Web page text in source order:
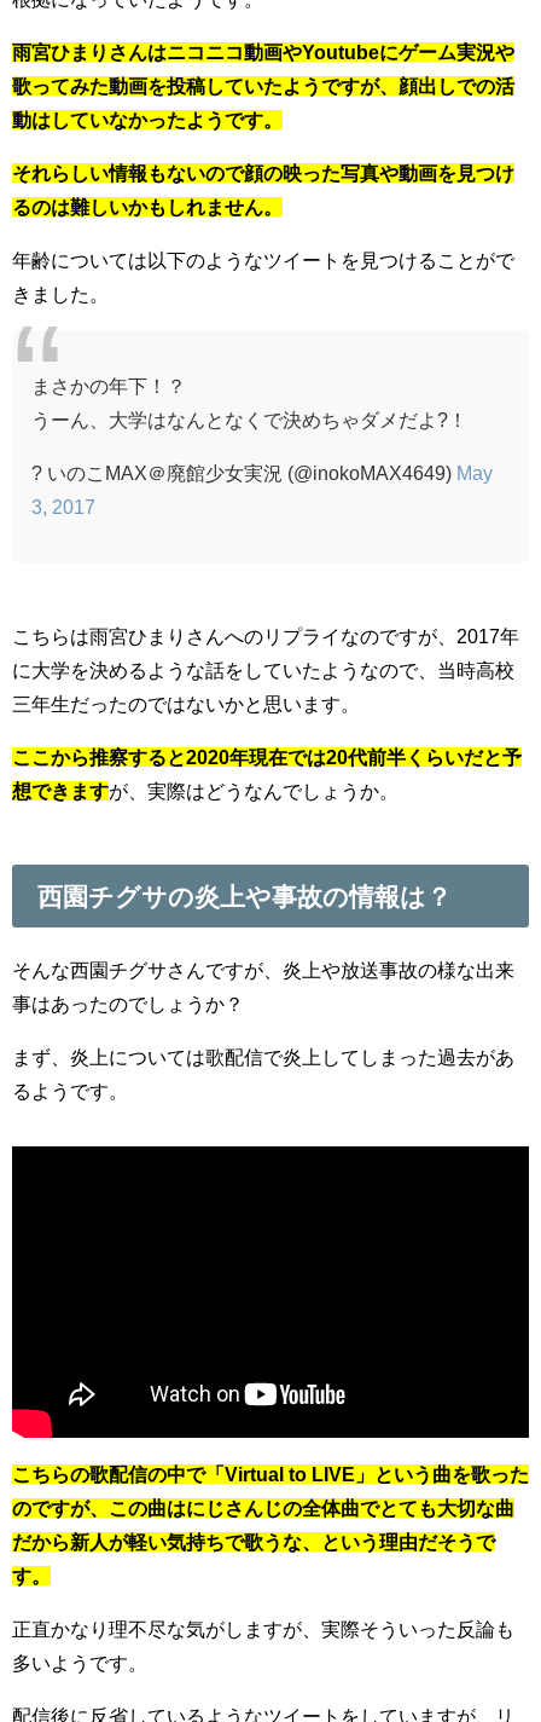
雨宮ひまりさんはニコニコ動画やYoutubeにゲーム実況や
歌ってみた動画を投稿していたようですが、顔出しでの活
動はしていなかったようです。
それらしい情報もないので顔の映った写真や動画を見つけ
るのは難しいかもしれません。
年齢については以下のようなツイートを見つけることがで
きました。
まさかの年下！？
うーん、大学はなんとなくで決めちゃダメだよ?！
? いのこMAX＠廃館少女実況 (@inokoMAX4649) May
3, 2017
こちらは雨宮ひまりさんへのリプライなのですが、2017年
に大学を決めるような話をしていたようなので、当時高校
三年生だったのではないかと思います。
ここから推察すると2020年現在では20代前半くらいだと予
想できますが、実際はどうなんでしょうか。
西園チグサの炎上や事故の情報は？
そんな西園チグサさんですが、炎上や放送事故の様な出来
事はあったのでしょうか？
まず、炎上については歌配信で炎上してしまった過去があ
るようです。
こちらの歌配信の中で「Virtual to LIVE」という曲を歌った
のですが、この曲はにじさんじの全体曲でとても大切な曲
だから新人が軽い気持ちで歌うな、という理由だそうで
す。
正直かなり理不尽な気がしますが、実際そういった反論も
多いようです。
配信後に反省しているようなツイートをしていますが、リ